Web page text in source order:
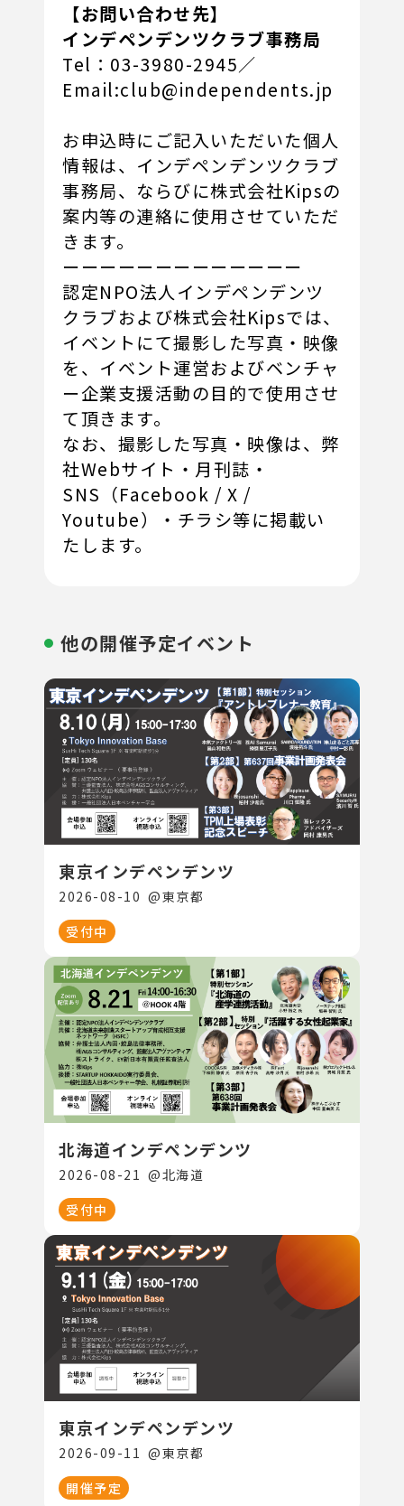
【お問い合わせ先】
インデペンデンツクラブ事務局
Tel：03-3980-2945／
Email:club@independents.jp
お申込時にご記入いただいた個人
情報は、インデペンデンツクラブ
事務局、ならびに株式会社Kipsの
案内等の連絡に使用させていただ
きます。
ーーーーーーーーーーーーー
認定NPO法人インデペンデンツ
クラブおよび株式会社Kipsでは、
イベントにて撮影した写真・映像
を、イベント運営およびベンチャ
ー企業支援活動の目的で使用させ
て頂きます。
なお、撮影した写真・映像は、弊
社Webサイト・月刊誌・
SNS（Facebook / X /
Youtube）・チラシ等に掲載い
たします。
他の開催予定イベント
東京インデペンデンツ
2026-08-10 @東京都
受付中
北海道インデペンデンツ
2026-08-21 @北海道
受付中
東京インデペンデンツ
2026-09-11 @東京都
開催予定